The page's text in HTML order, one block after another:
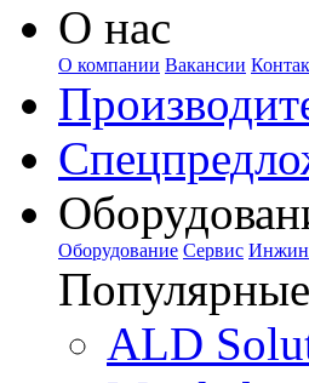
О нас
О компании Вакансии
Оборудование Сервис
ALD